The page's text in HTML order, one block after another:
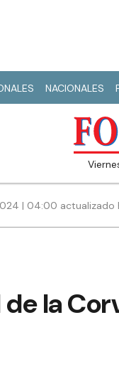
NACIONALES
| 04:00 actualizado
de la